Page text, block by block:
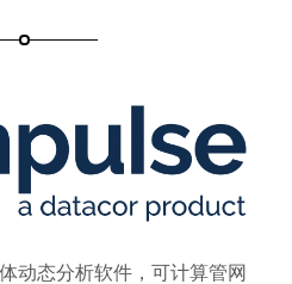
动态分析软件，可计算管网